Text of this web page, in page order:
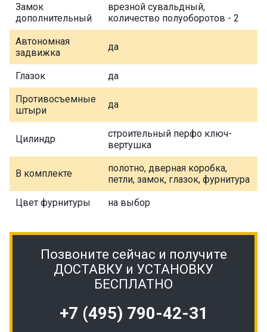
Замок
дополнительный
врезной сувальдный,
количество полуоборотов - 2
Автономная
задвижка
да
Глазок да
Противосъемные
штыри
да
Цилиндр
строительный перфо ключ-
вертушка
В комплекте
полотно, дверная коробка,
петли, замок, глазок, фурнитура
Цвет фурнитуры на выбор
Позвоните сейчас и получите
ДОСТАВКУ и УСТАНОВКУ
БЕСПЛАТНО
+7 (495) 790-42-31